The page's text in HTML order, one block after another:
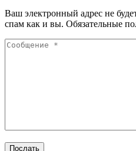
Ваш электронный адрес не
спам как и вы. Обязательные